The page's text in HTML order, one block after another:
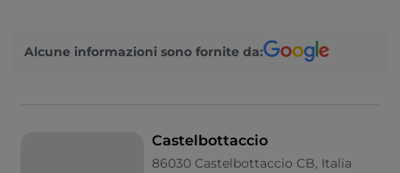
paesaggi incontaminati ed eccellenze
Alcune informazioni sono fornite da:
Castelbottaccio
86030 Castelbottaccio CB, Italia